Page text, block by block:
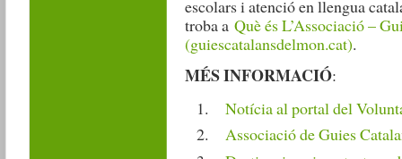
escolars i atenció en llengua
troba a Què és L’Associació –
(guiescatalansdelmon.cat).
MÉS INFORMACIÓ:
Notícia al portal del
Associació de Guies